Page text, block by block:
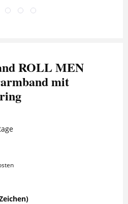
ROLL MEN
mit